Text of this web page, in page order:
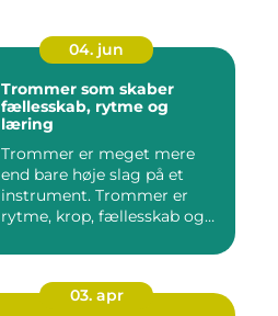
04. jun
Trommer som skaber
fællesskab, rytme og
læring
Trommer er meget mere
end bare høje slag på et
instrument. Trommer er
rytme, krop, fællesskab og
03. apr